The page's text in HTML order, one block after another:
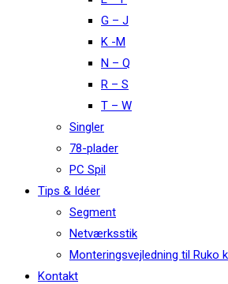
G – J
K -M
N – Q
R – S
T – W
Singler
78-plader
PC Spil
Tips & Idéer
Segment
Netværksstik
Monteringsvejledning til Ruko
Kontakt